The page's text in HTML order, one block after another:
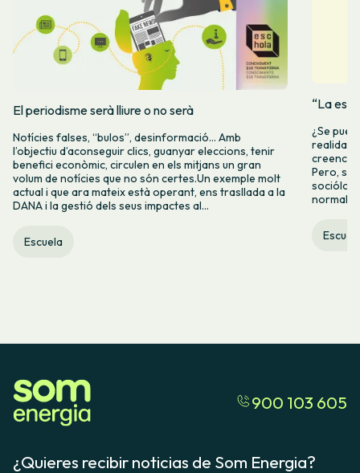
El periodisme serà lliure o no serà
Notícies falses, “bulos”, desinformació… Amb
l’objectiu d’aconseguir clics, guanyar eleccions, tenir
benefici econòmic, circulen en els mitjans un gran
volum de notícies que no són certes.Un exemple molt
actual i que ara mateix està operant, ens trasllada a la
DANA i la gestió dels seus impactes al...
Escuela
“La
¿Se
realidad
creencia
Pero,
900 103 605
¿Quieres recibir noticias de Som Energia?